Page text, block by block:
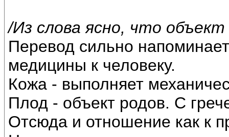
/Из слова ясно, что
Перевод сильно
медицины к человеку.
Кожа - выполняет
Плод - объект родов. С
Отсюда и отношение как к